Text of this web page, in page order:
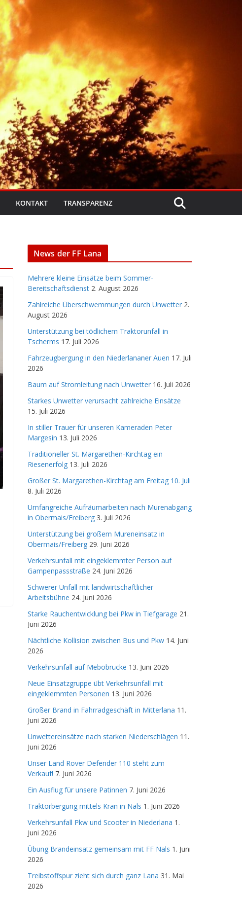
KONTAKT TRANSPARENZ
News der FF Lana
Mehrere kleine Einsätze beim Sommer-
Bereitschaftsdienst 2. August 2026
Zahlreiche Überschwemmungen durch Unwetter 2.
August 2026
Unterstützung bei tödlichem Traktorunfall in
Tscherms 17. Juli 2026
Fahrzeugbergung in den Niederlananer Auen 17. Juli
2026
Baum auf Stromleitung nach Unwetter 16. Juli 2026
Starkes Unwetter verursacht zahlreiche Einsätze
15. Juli 2026
In stiller Trauer für unseren Kameraden Peter
Margesin 13. Juli 2026
Traditioneller St. Margarethen-Kirchtag ein
Riesenerfolg 13. Juli 2026
Großer St. Margarethen-Kirchtag am Freitag 10. Juli
8. Juli 2026
Umfangreiche Aufräumarbeiten nach Murenabgang
in Obermais/Freiberg 3. Juli 2026
Unterstützung bei großem Mureneinsatz in
Obermais/Freiberg 29. Juni 2026
Verkehrsunfall mit eingeklemmter Person auf
Gampenpassstraße 24. Juni 2026
Schwerer Unfall mit landwirtschaftlicher
Arbeitsbühne 24. Juni 2026
Starke Rauchentwicklung bei Pkw in Tiefgarage 21.
Juni 2026
Nächtliche Kollision zwischen Bus und Pkw 14. Juni
2026
Verkehrsunfall auf Mebobrücke 13. Juni 2026
Neue Einsatzgruppe übt Verkehrsunfall mit
eingeklemmten Personen 13. Juni 2026
Großer Brand in Fahrradgeschäft in Mitterlana 11.
Juni 2026
Unwettereinsätze nach starken Niederschlägen 11.
Juni 2026
Unser Land Rover Defender 110 steht zum
Verkauf! 7. Juni 2026
Ein Ausflug für unsere Patinnen 7. Juni 2026
Traktorbergung mittels Kran in Nals 1. Juni 2026
Verkehrsunfall Pkw und Scooter in Niederlana 1.
Juni 2026
Übung Brandeinsatz gemeinsam mit FF Nals 1. Juni
2026
Treibstoffspur zieht sich durch ganz Lana 31. Mai
2026